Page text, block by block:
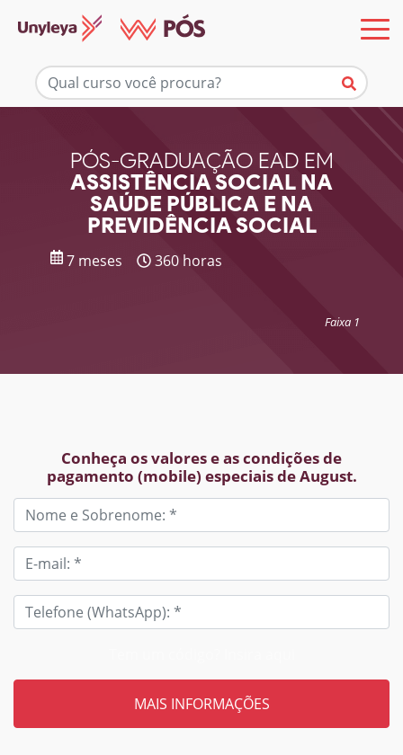
PÓS-GRADUAÇÃO EAD EM
ASSISTÊNCIA SOCIAL NA
SAÚDE PÚBLICA E NA
PREVIDÊNCIA SOCIAL
7 meses 360 horas
Faixa 1
Conheça os valores e as condições de
pagamento (mobile) especiais de August.
Mais informações